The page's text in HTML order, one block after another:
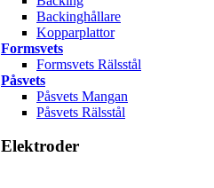
Backinghållare
Kopparplattor
Formsvets
Formsvets Rälsstål
Påsvets
Påsvets Mangan
Påsvets Rälsstål
Elektroder